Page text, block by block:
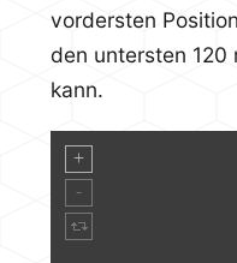
vordersten
den untersten
kann.